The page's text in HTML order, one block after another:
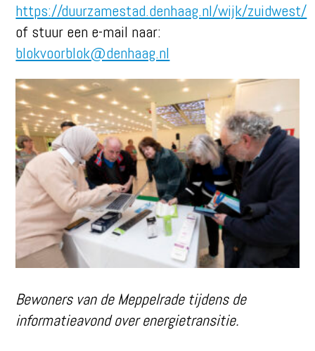
https://duurzamestad.denhaag.nl/wijk/zuidwest/
of stuur een e-mail naar:
blokvoorblok@denhaag.nl
Bewoners van de Meppelrade tijdens de
informatieavond over energietransitie.